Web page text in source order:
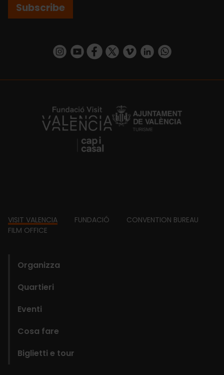
Subscribe
https://www.instagram.com/visit_valencia/
https://www.youtube.com/user/
https://www.facebook.com/
https://twitter.com/VisitaValencia
https://vimeo.com/
https://www.linkedin.com/company/turismo-valencia/https://api.whatsapp.com/send/
https://fundacion.visitvalencia.com/
Footer
VISIT VALENCIA FUNDACIÓ
CONVENTION BUREAU
FILM OFFICE
Organizza
Quartieri
Eventi
Cosa fare
Biglietti e tour